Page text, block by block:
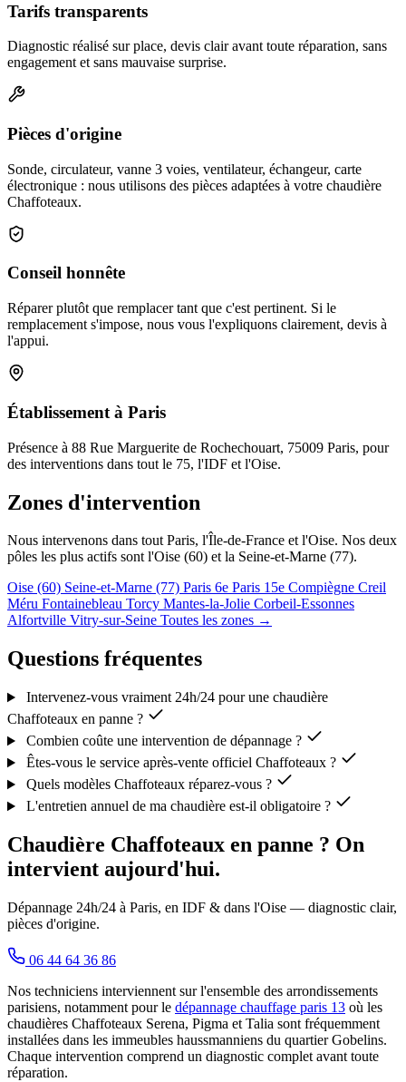
Tarifs transparents
Diagnostic réalisé sur place, devis clair avant toute réparation, sans
engagement et sans mauvaise surprise.
Pièces d'origine
Sonde, circulateur, vanne 3 voies, ventilateur, échangeur, carte
électronique : nous utilisons des pièces adaptées à votre chaudière
Chaffoteaux.
Conseil honnête
Réparer plutôt que remplacer tant que c'est pertinent. Si le
remplacement s'impose, nous vous l'expliquons clairement, devis à
l'appui.
Établissement à Paris
Présence à 88 Rue Marguerite de Rochechouart, 75009 Paris, pour
des interventions dans tout le 75, l'IDF et l'Oise.
Zones d'intervention
Nous intervenons dans tout Paris, l'Île-de-France et l'Oise. Nos deux
pôles les plus actifs sont l'Oise (60) et la Seine-et-Marne (77).
Oise (60) Seine-et-Marne (77) Paris 6e Paris 15e Compiègne Creil
Méru Fontainebleau Torcy Mantes-la-Jolie Corbeil-Essonnes
Alfortville Vitry-sur-Seine Toutes les zones →
Questions fréquentes
Intervenez-vous vraiment 24h/24 pour une chaudière
Chaffoteaux en panne ?
Combien coûte une intervention de dépannage ?
Êtes-vous le service après-vente officiel Chaffoteaux ?
Quels modèles Chaffoteaux réparez-vous ?
L'entretien annuel de ma chaudière est-il obligatoire ?
Chaudière Chaffoteaux en panne ? On
intervient aujourd'hui.
Dépannage 24h/24 à Paris, en IDF & dans l'Oise — diagnostic clair,
pièces d'origine.
06 44 64 36 86
Nos techniciens interviennent sur l'ensemble des arrondissements
parisiens, notamment pour le dépannage chauffage paris 13 où les
chaudières Chaffoteaux Serena, Pigma et Talia sont fréquemment
installées dans les immeubles haussmanniens du quartier Gobelins.
Chaque intervention comprend un diagnostic complet avant toute
réparation.